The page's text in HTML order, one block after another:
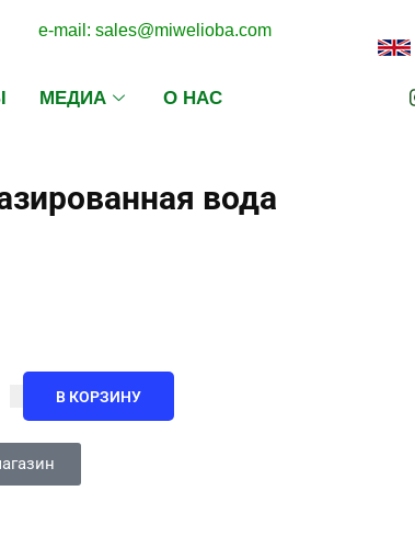
e-mail: sales@miwelioba.com
МЕДИА О НАС
вода
В КОРЗИНУ